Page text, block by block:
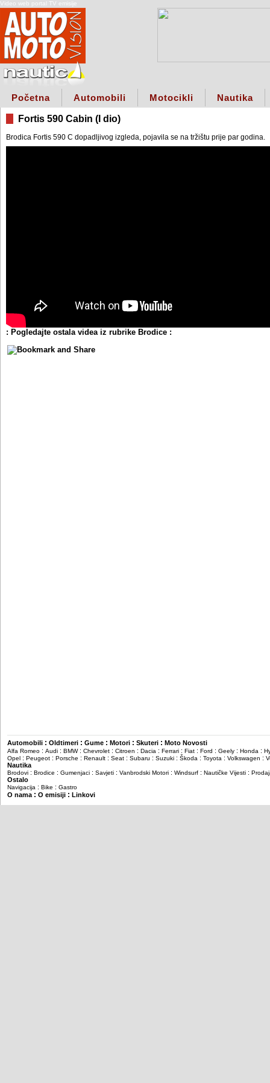
Video web portal TV emisije
Početna Automobili Motocikli Nautika
Fortis 590 Cabin (I dio)
Brodica Fortis 590 C dopadljivog izgleda, pojavila se na tržištu prije par godina.
: Pogledajte ostala videa iz rubrike Brodice :
Automobili : Oldtimeri : Gume : Motori : Skuteri : Moto Novosti
Alfa Romeo : Audi : BMW: Chevrolet : Citroen : Dacia : Ferrari : Fiat : Ford : Geely : Honda :
Opel : Peugeot : Porsche : Renault : Seat : Subaru : Suzuki : Škoda : Toyota : Volkswagen :
Nautika
Brodovi : Brodice : Gumenjaci : Savjeti : Vanbrodski Motori : Windsurf : Nautičke Vijesti :
Ostalo
Navigacija : Bike : Gastro
O nama: O emisiji : Linkovi